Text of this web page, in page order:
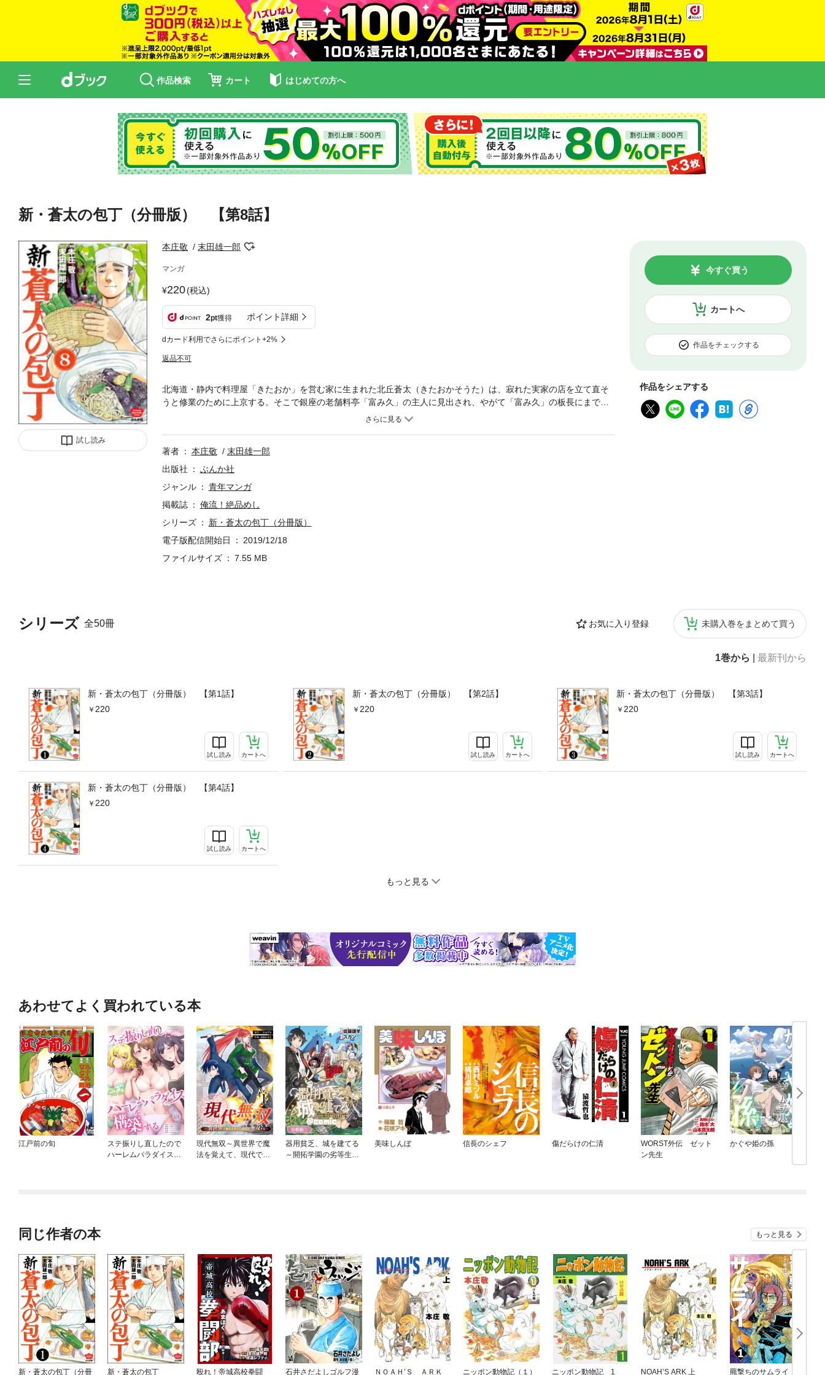
作品検索 カート はじめての方へ
新・蒼太の包丁（分冊版） 【第8話】
試し読み
本庄敬 末田雄一郎
マンガ
220(税込)
2pt獲得 ポイント詳細
dカード利用でさらにポイント+2%
返品不可
カートへ
今すぐ買う
作品をチェックする
作品をシェアする
シリーズ 全50冊 お気に入り登録 未購入巻をまとめて買う
1巻から 最新刊から
新・蒼太の包丁（分冊版） 【第1話】
220
試し読み カートへ
新・蒼太の包丁（分冊版） 【第2話】
220
試し読み カートへ
新・蒼太の包丁（分冊版） 【第3話】
220
試し読み カートへ
新・蒼太の包丁（分冊版） 【第4話】
220
試し読み カートへ
もっと見る
北海道・静内で料理屋「きたおか」を営む家に生まれた北丘蒼太（きたおかそうた）は、寂れた実家の店を立て直そ
うと修業のために上京する。そこで銀座の老舗料亭「富み久」の主人に見出され、やがて「富み久」の板長にまで登
り詰める。その後、独立し、東京・練馬に自分の店「富み久 カムイ」を持つ。あれから数年後、蒼太が再始動――！
み出すのか――!?
著者 本庄敬
末田雄一郎
出版社
ぶんか社
ジャンル
青年マンガ
掲載誌
俺流！絶品めし
シリーズ
新・蒼太の包丁（分冊版）
電子版配信開始日
2019/12/18
ファイルサイズ
7.55 MB
あわせてよく買われている本
江戸前の旬
ステ振りし直したので
ハーレムパラダイスを
現代無双～異世界で魔
法を覚えて、現代で無
器用貧乏、城を建てる
～開拓学園の劣等生な
美味しんぼ 信長のシェフ 傷だらけの仁清
WORST外伝 ゼット
ン先生
かぐや姫の孫
同じ作者の本 もっと見る
新・蒼太の包丁（分冊 新・蒼太の包丁 殴れ！帝城高校拳闘 石井さだよしゴルフ漫 ＮＯＡＨ’Ｓ ＡＲＫ ニッポン動物記（１） ニッポン動物記 1 NOAH’S ARK 上 羆撃ちのサムライ